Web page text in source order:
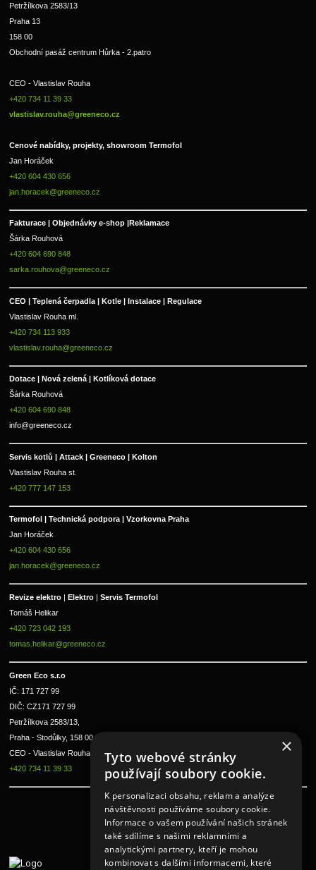
Petržílkova 2583/13
Praha 13
158 00
Obchodní pasáž centrum Hůrka - 2.patro
CEO - Vlastislav Rouha
+420 734 11 39 33
vlastislav.rouha@greeneco.cz
Cenové nabídky, projekty, showroom Termofol
Jan Horáček
+420 604 430 656
jan.horacek@greeneco.cz
Fakturace | Objednávky e-shop |Reklamace
Šárka Rouhová
+420 604 690 848
sarka.rouhova@greeneco.cz
CEO | Teplená čerpadla | Kotle | Instalace | Regulace
Vlastislav Rouha ml.
+420 734 113 933
vlastislav.rouha@greeneco.cz
Dotace | Nová zelená | Kotlíková dotace
Šárka Rouhová
+420 604 690 848
info@greeneco.cz
Servis kotlů | Attack | Greeneco | Kolton
Vlastislav Rouha st.
+420 777 147 153
Termofol | Technická podpora | Vzorkovna Praha
Jan Horáček
+420 604 430 656
jan.horacek@greeneco.cz
Revize elektro | Elektro | Servis Termofol
Tomáš Helikar
+420 723 042 193
tomas.helikar@greeneco.cz
Green Eco s.r.o
IČ: 171 727 99
DIČ: CZ171 727 99
Petržílkova 2583/13,
Praha - Stodůlky, 158 00
CEO - Vlastislav Rouha ml.
+420 734 11 39 33
×
Tyto webové stránky
používají soubory cookie.
K personalizaci obsahu, reklam a analýze
návštěvnosti používáme soubory cookie.
Informace o vašem používání našich stránek
také sdílíme s našimi reklamními a
analytickými partnery, kteří je mohou
kombinovat s dalšími informacemi, které